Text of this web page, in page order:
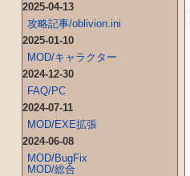
2025-04-13
攻略記事/oblivion.ini
2025-01-10
MOD/キャラクター
2024-12-30
FAQ/PC
2024-07-11
MOD/EXE拡張
2024-06-08
MOD/BugFix
MOD/総合